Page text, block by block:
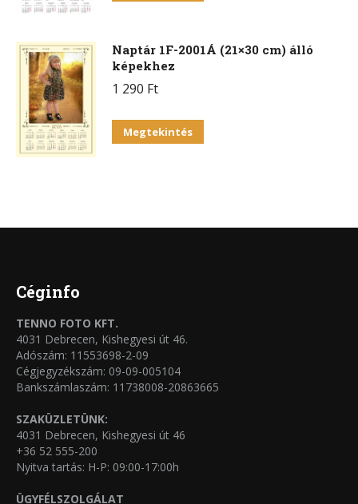
Naptár 1F-2001Á (21×30 cm) álló
képekhez
1 290 Ft
Megtekintés
Céginfo
TENNO FOTO KFT.
4031 Debrecen, Kishegyesi út 46.
Adószám: 11553698-2-09
Cégjegyzékszám: 09-09-005104
Bankszámlaszám: 11738008-20863665
SZAKÜZLETÜNK:
4031 Debrecen, Kishegyesi út 46
+36 52 555-200
Nyitva tartás: H-P: 09:00-17:00h
ÜGYFÉLSZOLGÁLAT